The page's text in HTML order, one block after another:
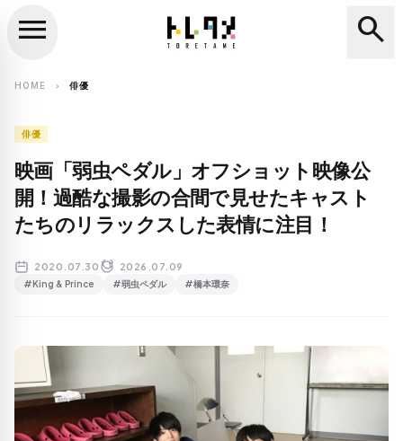
search
menu search
HOME chevron_right 俳優
俳優
映画「弱虫ペダル」オフショット映像公
開！過酷な撮影の合間で見せたキャスト
たちのリラックスした表情に注目！
2020.07.30 2026.07.09
#King & Prince #弱虫ペダル #橋本環奈